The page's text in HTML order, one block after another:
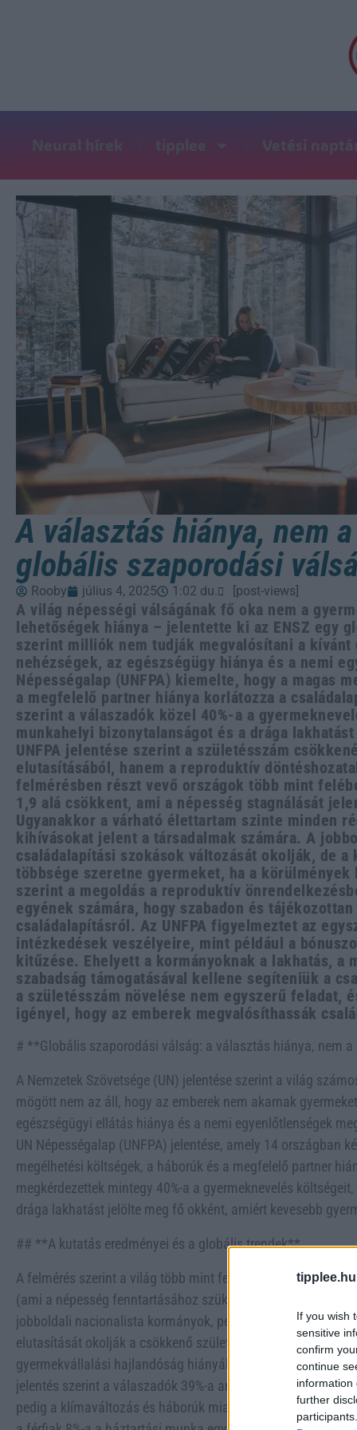
If you wish
sensitive
confirm
continue
information
further
Neural hírek tipplee Vetési
A választás hiánya, nem
globális szaporodási
Rooby július 4, 2025 1:02 du. [post-views]
A világ népességi válságának fő oka nem a
lehetőségek hiánya – jelentette ki az ENSZ egy
szerint milliók nem tudják megvalósítani a kívánt
nehézségek, az egészségügy hiánya és a nemi
Népességalap (UNFPA) kiemelte, hogy a magas
a megfelelő partner hiánya korlátozza a
szerint a válaszadók közel 40%-a a
munkahelyi bizonytalanságot és a drága
UNFPA jelentése szerint a születésszám
elutasításából, hanem a reproduktív
felmérésben részt vevő országok több mint
1,9 alá csökkent, ami a népesség stagnálását
Ugyanakkor a várható élettartam szinte minden
kihívásokat jelent a társadalmak számára. A
családalapítási szokások változását okolják, de a
többsége szeretne gyermeket, ha a
szerint a megoldás a reproduktív
egyének számára, hogy szabadon és
családalapításról. Az UNFPA figyelmeztet az
intézkedések veszélyeire, mint például a
kitűzése. Ehelyett a kormányoknak a lakhatás, a
szabadság támogatásával kellene segíteniük a
a születésszám növelése nem egyszerű feladat,
igényel, hogy az emberek megvalósíthassák
# **Globális szaporodási válság: a választás hiánya, nem
A Nemzetek Szövetsége (UN) jelentése szerint a világ
mögött nem az áll, hogy az emberek nem akarnak
egészségügyi ellátás hiánya és a nemi egyenlőtlenségek
UN Népességalap (UNFPA) jelentése, amely 14 országban
megélhetési költségek, a háborúk és a megfelelő partner
megkérdezettek mintegy 40%-a a gyermeknevelés
drága lakhatást jelölte meg fő okként, amiért kevesebb
## **A kutatás eredményei és a globális trendek**
A felmérés szerint a világ több mint felében a
(ami a népesség fenntartásához szükséges), miközben a
jobboldali nacionalista kormányok, például az USA-ban és
elutasítását okolják a csökkenő születésszámért. Az UNFPA
gyermekvállalási hajlandóság hiányából, hanem a
jelentés szerint a válaszadók 39%-a anyagi korlátokat,
pedig a klímaváltozás és háborúk miatti félelmet emelte ki,